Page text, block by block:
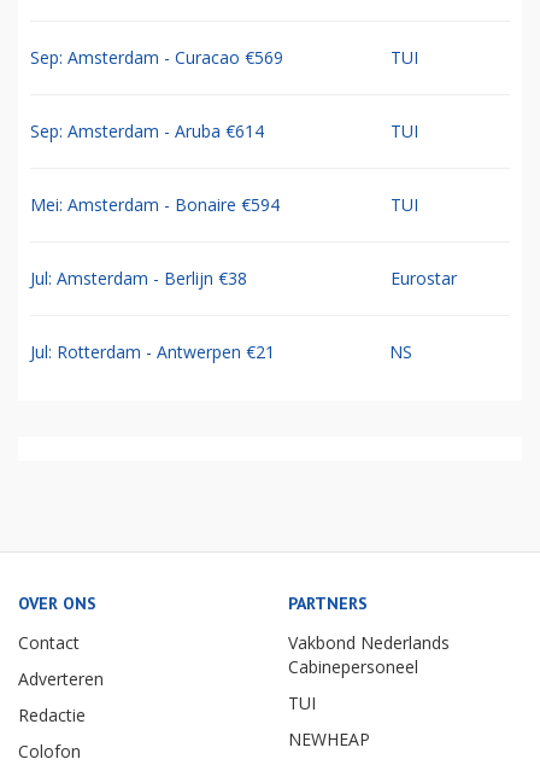
Sep: Amsterdam - Curacao €569 TUI
Sep: Amsterdam - Aruba €614 TUI
Mei: Amsterdam - Bonaire €594 TUI
Jul: Amsterdam - Berlijn €38 Eurostar
Jul: Rotterdam - Antwerpen €21 NS
OVER ONS
Contact
Adverteren
Redactie
Colofon
PARTNERS
Vakbond Nederlands
Cabinepersoneel
TUI
NEWHEAP